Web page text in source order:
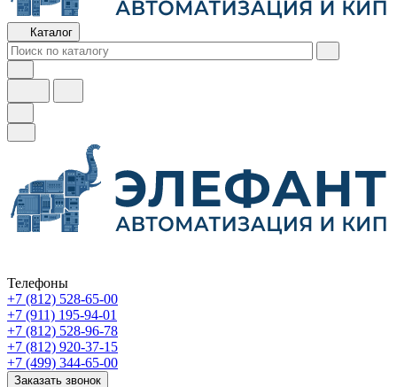
Каталог
Телефоны
+7 (812) 528-65-00
+7 (911) 195-94-01
+7 (812) 528-96-78
+7 (812) 920-37-15
+7 (499) 344-65-00
Заказать звонок